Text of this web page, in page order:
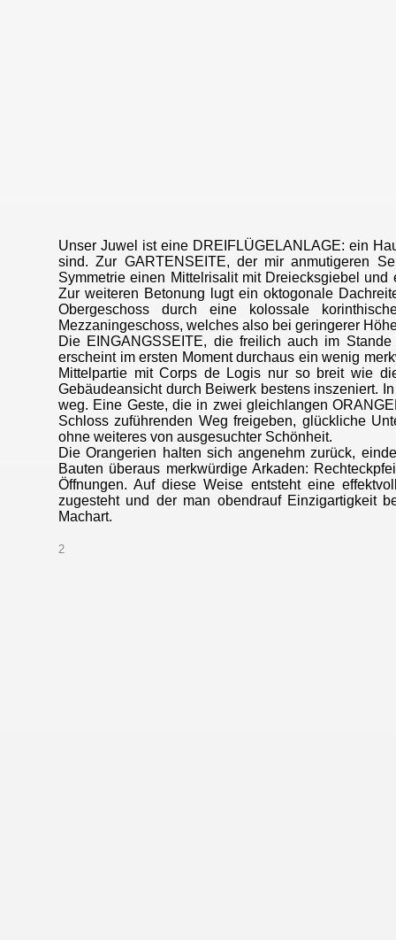
Unser Juwel ist eine DREIFLÜGELANLAGE: ein
sind. Zur GARTENSEITE, der mir anmutigeren
Symmetrie einen Mittelrisalit mit Dreiecksgiebel
Zur weiteren Betonung lugt ein oktogonale
Obergeschoss durch eine kolossale
Mezzaningeschoss, welches also bei geringerer
Die EINGANGSSEITE, die freilich auch im
erscheint im ersten Moment durchaus ein wenig
Mittelpartie mit Corps de Logis nur so breit wie
Gebäudeansicht durch Beiwerk bestens inszeniert.
weg. Eine Geste, die in zwei gleichlangen
Schloss zuführenden Weg freigeben, glückliche
ohne weiteres von ausgesuchter Schönheit.
Die Orangerien halten sich angenehm zurück,
Bauten überaus merkwürdige Arkaden:
Öffnungen. Auf diese Weise entsteht eine
zugesteht und der man obendrauf Einzigartigkeit
Machart.
2